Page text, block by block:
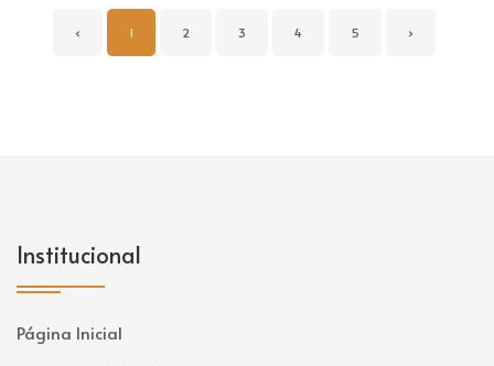
‹ 1 2 3 4 5 ›
Institucional
Página Inicial